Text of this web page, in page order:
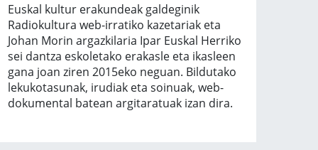
Euskal kultur erakundeak galdeginik
Radiokultura web-irratiko kazetariak eta
Johan Morin argazkilaria Ipar Euskal Herriko
sei dantza eskoletako erakasle eta ikasleen
gana joan ziren 2015eko neguan. Bildutako
lekukotasunak, irudiak eta soinuak, web-
dokumental batean argitaratuak izan dira.